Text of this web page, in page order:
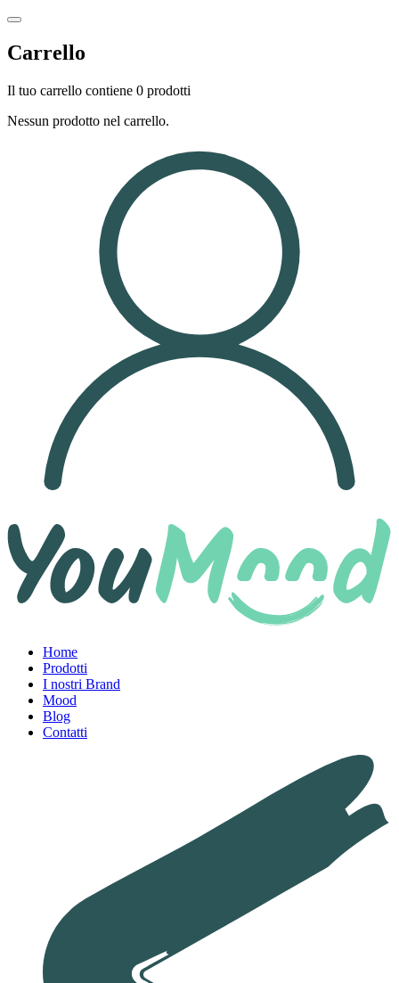
Carrello
Il tuo carrello contiene 0 prodotti
Nessun prodotto nel carrello.
Home
Prodotti
I nostri Brand
Mood
Blog
Contatti